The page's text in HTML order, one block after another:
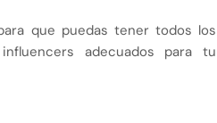
que puedas tener todos los
adecuados para tu